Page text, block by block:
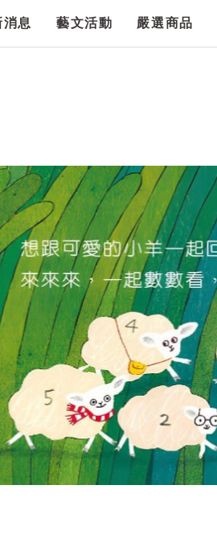
消息 藝文活動 嚴選商品